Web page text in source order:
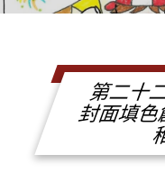
第二十
封面填色